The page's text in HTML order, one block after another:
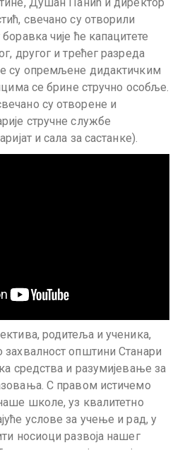
свечано су отворили
чије ће капацитете
другог и трећег разреда
су опремљене дидактичким
се брине стручно особље.
су отворене и
стручне службе
и сала за састанке).
родитеља и ученика,
општини Станари
средства и разумијевање за
С правом истичемо
школе, уз квалитетно
услове за учење и рад, у
носиоци развоја нашег